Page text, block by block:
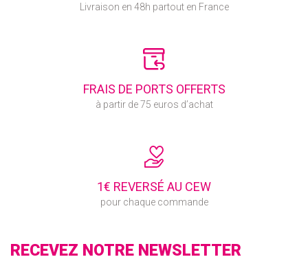
Livraison en 48h partout en France
FRAIS DE PORTS OFFERTS
à partir de 75 euros d’achat
1€ REVERSÉ AU CEW
pour chaque commande
RECEVEZ NOTRE NEWSLETTER